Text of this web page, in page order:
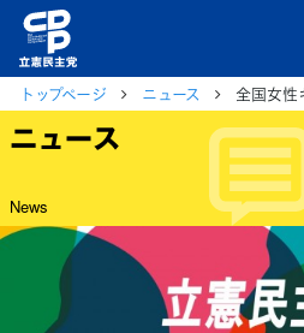
トップページ ニュース 全国女性
ニュース
News